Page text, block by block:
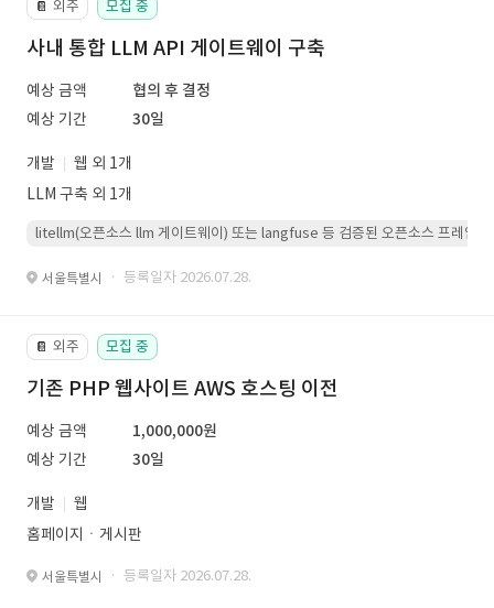
📔 외주 모집 중
사내 통합 LLM API 게이트웨이 구축
예상 금액
협의 후 결정
예상 기간
30일
개발
웹 외 1개
LLM 구축 외 1개
litellm(오픈소스 llm 게이트웨이) 또는 langfuse 등 검증된 오픈소스 프레임워
서울특별시 · 등록일자 2026.07.28.
📔 외주 모집 중
기존 PHP 웹사이트 AWS 호스팅 이전
예상 금액
1,000,000원
예상 기간
30일
개발
웹
홈페이지ㆍ게시판
서울특별시 · 등록일자 2026.07.28.